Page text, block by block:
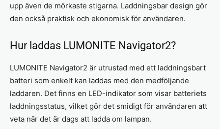
upp även de mörkaste stigarna. Laddningsbar design gör
den också praktisk och ekonomisk för användaren.
Hur laddas LUMONITE Navigator2?
LUMONITE Navigator2 är utrustad med ett laddningsbart
batteri som enkelt kan laddas med den medföljande
laddaren. Det finns en LED-indikator som visar batteriets
laddningsstatus, vilket gör det smidigt för användaren att
veta när det är dags att ladda om lampan.